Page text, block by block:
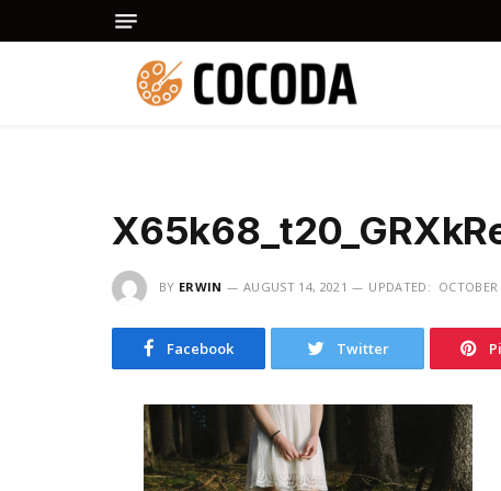
BY ERWIN AUGUST 14, 2021 UPDATED:
Facebook Twitter